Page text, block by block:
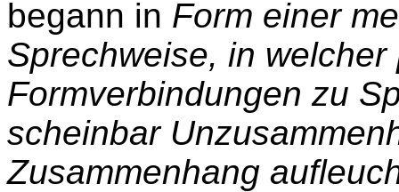
begann in Form einer
Sprechweise, in
Formverbindungen zu
scheinbar
Zusammenhang